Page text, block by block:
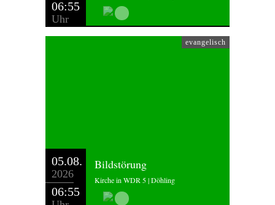
06:55
Uhr
evangelisch
05.08.
2026
06:55
Bildstörung
Kirche in WDR 5 | Döhling